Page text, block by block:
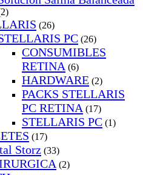
(26)
PC (26)
CONSUMIBLES
RETINA (6)
HARDWARE (2)
PACKS STELLARIS
PC RETINA (17)
STELLARIS PC (1)
(17)
Storz (33)
(2)